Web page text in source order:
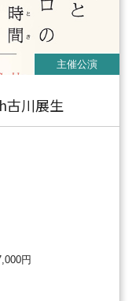
古川展生
円